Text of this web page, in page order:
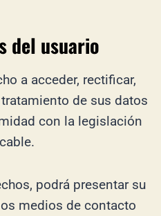
del usuario
a acceder, rectificar,
de sus datos
con la legislación
podrá presentar su
medios de contacto